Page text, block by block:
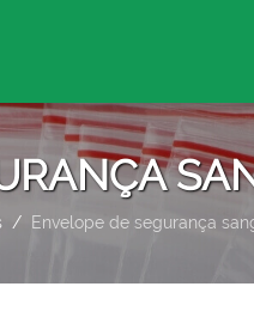
Envelope de segurança